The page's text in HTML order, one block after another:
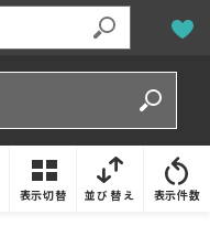
表示切替 並び替え 表示件数